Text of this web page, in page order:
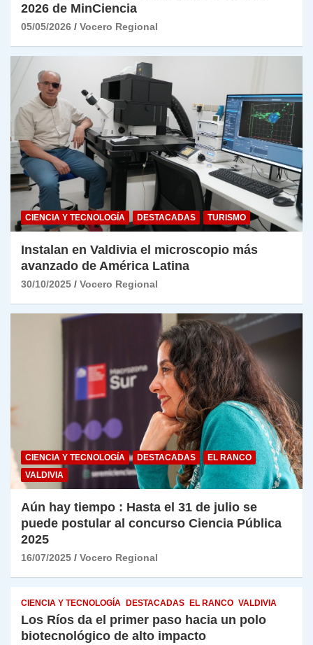
2026 de MinCiencia
05/05/2026 Vocero Regional
CIENCIA Y TECNOLOGÍA DESTACADAS TURISMO
Instalan en Valdivia el microscopio más
avanzado de América Latina
30/10/2025 Vocero Regional
CIENCIA Y TECNOLOGÍA DESTACADAS
EL RANCO
VALDIVIA
Aún hay tiempo : Hasta el 31 de julio se
puede postular al concurso Ciencia Pública
2025
16/07/2025 Vocero Regional
CIENCIA Y TECNOLOGÍA DESTACADAS EL RANCO VALDIVIA
Los Ríos da el primer paso hacia un polo
biotecnológico de alto impacto